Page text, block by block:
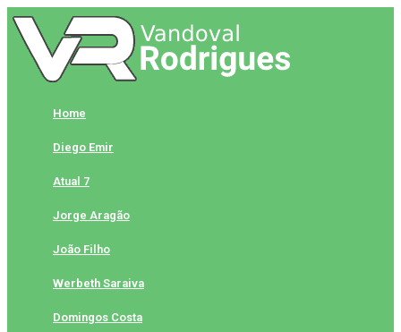
Skip
to
content
Home
Diego Emir
Atual 7
Jorge Aragão
João Filho
Werbeth Saraiva
Domingos Costa